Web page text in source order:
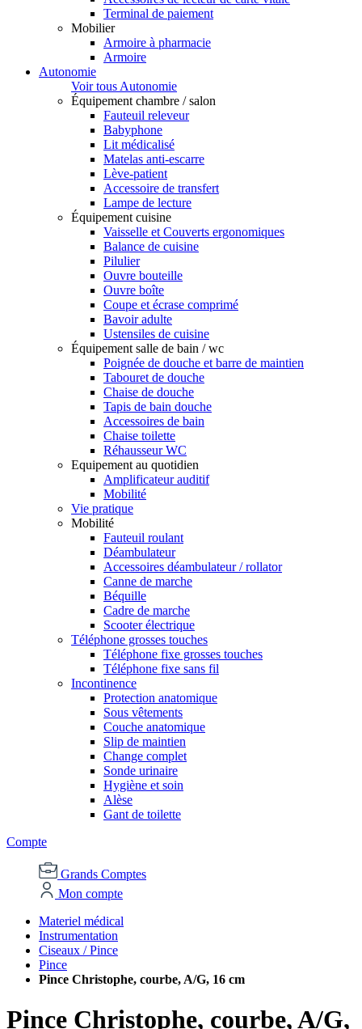
Terminal de paiement
Mobilier
Armoire à pharmacie
Armoire
Autonomie
Voir tous Autonomie
Équipement chambre / salon
Fauteuil releveur
Babyphone
Lit médicalisé
Matelas anti-escarre
Lève-patient
Accessoire de transfert
Lampe de lecture
Équipement cuisine
Vaisselle et Couverts ergonomiques
Balance de cuisine
Pilulier
Ouvre bouteille
Ouvre boîte
Coupe et écrase comprimé
Bavoir adulte
Ustensiles de cuisine
Équipement salle de bain / wc
Poignée de douche et barre de maintien
Tabouret de douche
Chaise de douche
Tapis de bain douche
Accessoires de bain
Chaise toilette
Réhausseur WC
Equipement au quotidien
Amplificateur auditif
Mobilité
Vie pratique
Mobilité
Fauteuil roulant
Déambulateur
Accessoires déambulateur / rollator
Canne de marche
Béquille
Cadre de marche
Scooter électrique
Téléphone grosses touches
Téléphone fixe grosses touches
Téléphone fixe sans fil
Incontinence
Protection anatomique
Sous vêtements
Couche anatomique
Slip de maintien
Change complet
Sonde urinaire
Hygiène et soin
Alèse
Gant de toilette
Compte
Grands Comptes
Mon compte
Materiel médical
Instrumentation
Ciseaux / Pince
Pince
Pince Christophe, courbe, A/G, 16 cm
Pince Christophe, courbe, A/G,